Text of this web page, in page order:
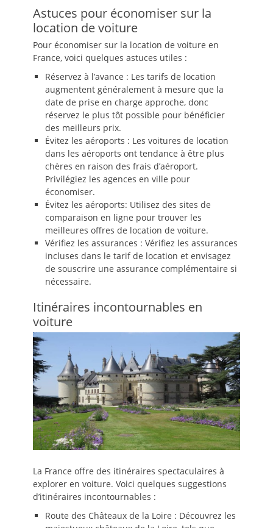
Astuces pour économiser sur la
location de voiture
Pour économiser sur la location de voiture en
France, voici quelques astuces utiles :
Réservez à l’avance : Les tarifs de location
augmentent généralement à mesure que la
date de prise en charge approche, donc
réservez le plus tôt possible pour bénéficier
des meilleurs prix.
Évitez les aéroports : Les voitures de location
dans les aéroports ont tendance à être plus
chères en raison des frais d’aéroport.
Privilégiez les agences en ville pour
économiser.
Évitez les aéroports: Utilisez des sites de
comparaison en ligne pour trouver les
meilleures offres de location de voiture.
Vérifiez les assurances : Vérifiez les assurances
incluses dans le tarif de location et envisagez
de souscrire une assurance complémentaire si
nécessaire.
Itinéraires incontournables en
voiture
La France offre des itinéraires spectaculaires à
explorer en voiture. Voici quelques suggestions
d’itinéraires incontournables :
Route des Châteaux de la Loire : Découvrez les